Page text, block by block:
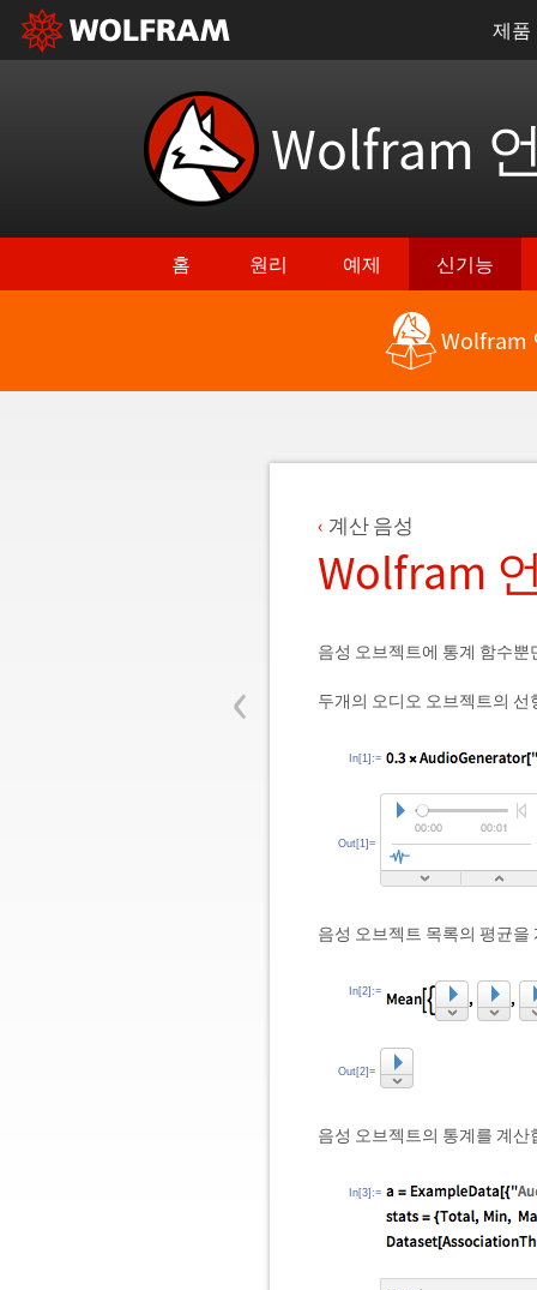
제품
Wolfram
홈 원리 예제 신기능
Wolfram
‹
계산 음성
Wolfram
음성 오브젝트에 통계 함수
두개의 오디오 오브젝트의
In[1]:=
Out[1]=
음성 오브젝트 목록의 평균을
In[2]:=
Out[2]=
음성 오브젝트의 통계를 계산
In[3]:=